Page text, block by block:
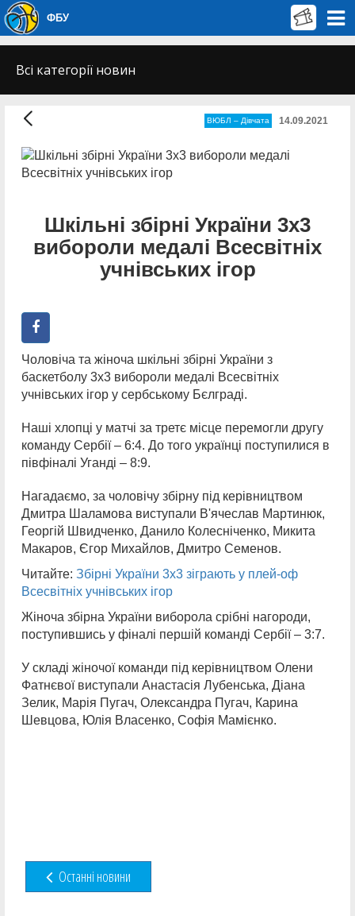
ФБУ
Всі категорії новин
ВЮБЛ – Дiвчата 14.09.2021
Шкільні збірні України 3х3
вибороли медалі Всесвітніх
учнівських ігор
Чоловіча та жіноча шкільні збірні України з
баскетболу 3х3 вибороли медалі Всесвітніх
учнівських ігор у сербському Бєлграді.
Наші хлопці у матчі за третє місце перемогли другу
команду Сербії – 6:4. До того українці поступилися в
півфіналі Уганді – 8:9.
Нагадаємо, за чоловічу збірну під керівництвом
Дмитра Шаламова виступали В'ячеслав Мартинюк,
Георгій Швидченко, Данило Колесніченко, Микита
Макаров, Єгор Михайлов, Дмитро Семенов.
Читайте: Збірні України 3х3 зіграють у плей-оф
Всесвітніх учнівських ігор
Жіноча збірна України виборола срібні нагороди,
поступившись у фіналі першій команді Сербії – 3:7.
У складі жіночої команди під керівництвом Олени
Фатнєвої виступали Анастасія Лубенська, Діана
Зелик, Марія Пугач, Олександра Пугач, Карина
Шевцова, Юлія Власенко, Софія Мамієнко.
Останні новини